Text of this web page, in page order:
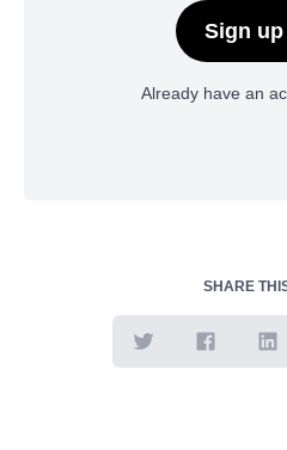
Sign
Already have an
SHARE